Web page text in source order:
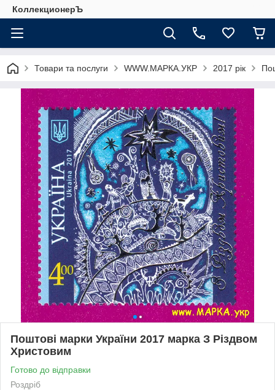
КоллекционерЪ
Товари та послуги WWW.МАРКА.УКР 2017 рік
Поштові марки України 2017 марка З Різдвом
Христовим
Готово до відправки
Роздріб